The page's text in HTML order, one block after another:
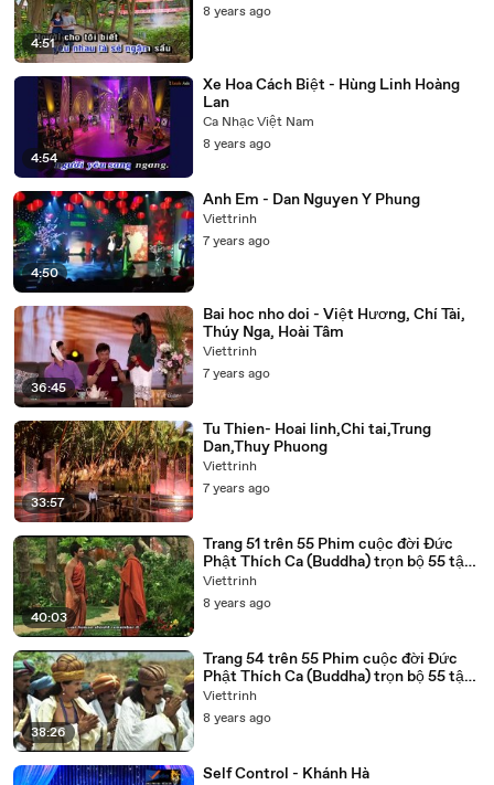
4:51
8 years ago
4:54
Xe Hoa Cách Biệt - Hùng Linh Hoàng
Lan
Ca Nhạc Việt Nam
8 years ago
4:50
Anh Em - Dan Nguyen Y Phung
Viettrinh
7 years ago
36:45
Bai hoc nho doi - Việt Hương, Chí Tài,
Thúy Nga, Hoài Tâm
Viettrinh
7 years ago
33:57
Tu Thien- Hoai linh,Chi tai,Trung
Dan,Thuy Phuong
Viettrinh
7 years ago
40:03
Trang 51 trên 55 Phim cuộc đời Đức
Phật Thích Ca (Buddha) trọn bộ 55 tập
lồng tiếng
Viettrinh
8 years ago
38:26
Trang 54 trên 55 Phim cuộc đời Đức
Phật Thích Ca (Buddha) trọn bộ 55 tập
lồng tiếng
Viettrinh
8 years ago
Self Control - Khánh Hà